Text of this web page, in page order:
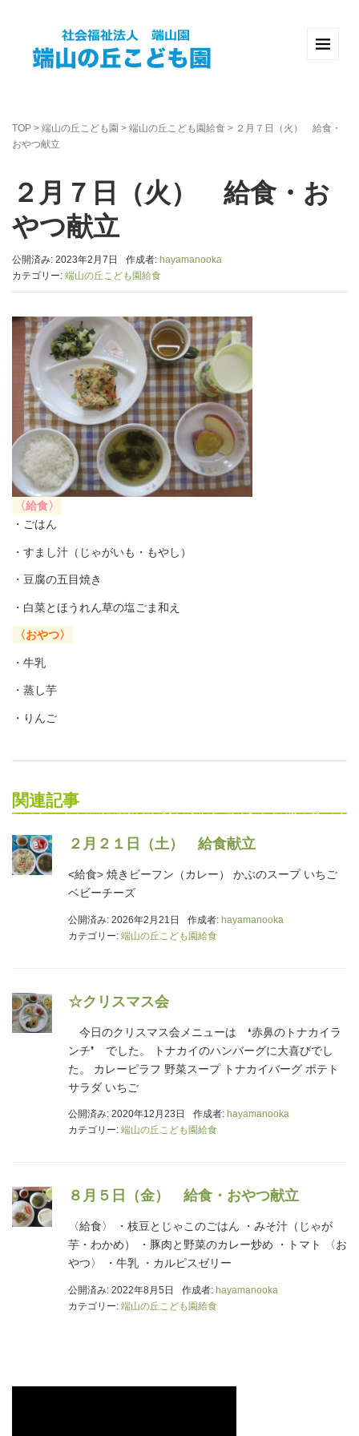
TOP > 端山の丘こども園 > 端山の丘こども園給食 > ２月７日（火） 給食・
おやつ献立
２月７日（火） 給食・お
やつ献立
公開済み: 2023年2月7日 作成者: hayamanooka
カテゴリー: 端山の丘こども園給食
〈給食〉
・ごはん
・すまし汁（じゃがいも・もやし）
・豆腐の五目焼き
・白菜とほうれん草の塩ごま和え
〈おやつ〉
・牛乳
・蒸し芋
・りんご
関連記事
２月２１日（土） 給食献立
<給食> 焼きビーフン（カレー） かぶのスープ いちご
ベビーチーズ
公開済み: 2026年2月21日 作成者: hayamanooka
カテゴリー: 端山の丘こども園給食
☆クリスマス会
今日のクリスマス会メニューは ❛赤鼻のトナカイラ
ンチ❜ でした。 トナカイのハンバーグに大喜びでし
た。 カレーピラフ 野菜スープ トナカイバーグ ポテト
サラダ いちご
公開済み: 2020年12月23日 作成者: hayamanooka
カテゴリー: 端山の丘こども園給食
８月５日（金） 給食・おやつ献立
〈給食〉 ・枝豆とじゃこのごはん ・みそ汁（じゃが
芋・わかめ） ・豚肉と野菜のカレー炒め ・トマト 〈お
やつ〉 ・牛乳 ・カルピスゼリー
公開済み: 2022年8月5日 作成者: hayamanooka
カテゴリー: 端山の丘こども園給食